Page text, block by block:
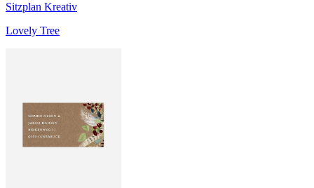
Sitzplan Kreativ
Lovely Tree